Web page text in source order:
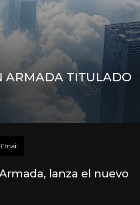
ARMADA TITULADO
Email
lanza el nuevo